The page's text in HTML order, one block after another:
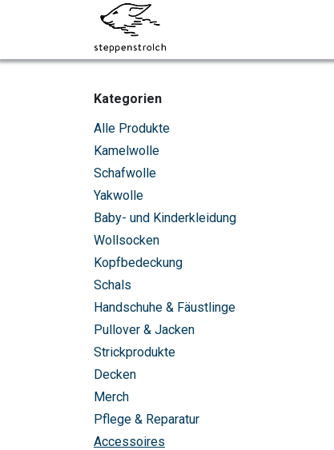
Zum Inhalt springen
Kategorien
Alle Produkte
Kamelwolle
Schafwolle
Yakwolle
Baby- und Kinderkleidung
Wollsocken
Kopfbedeckung
Schals
Handschuhe & Fäustlinge
Pullover & Jacken
Strickprodukte
Decken
Merch
Pflege & Reparatur
Accessoires